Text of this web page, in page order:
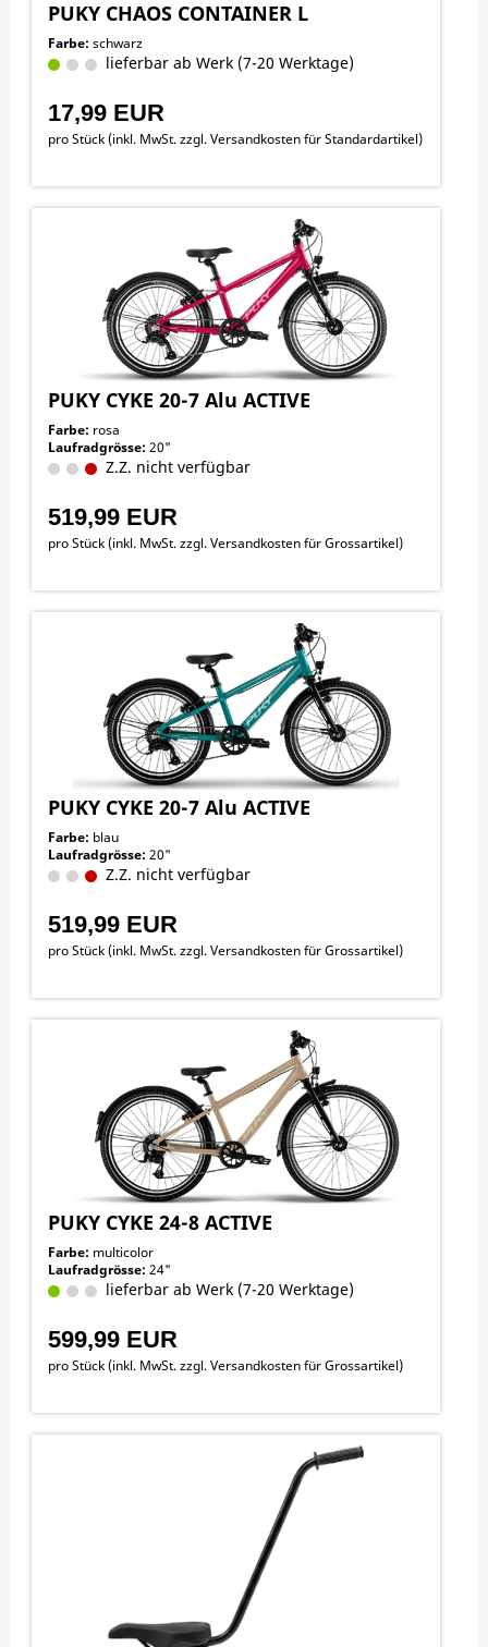
PUKY CHAOS CONTAINER L
Farbe: schwarz
lieferbar ab Werk (7-20 Werktage)
17,99 EUR
pro Stück (inkl. MwSt. zzgl.Versandkosten für Standardartikel)
PUKY CYKE 20-7 Alu ACTIVE
Farbe: rosa
Laufradgrösse: 20"
Z.Z. nicht verfügbar
519,99 EUR
pro Stück (inkl. MwSt. zzgl.Versandkosten für Grossartikel)
PUKY CYKE 20-7 Alu ACTIVE
Farbe: blau
Laufradgrösse: 20"
Z.Z. nicht verfügbar
519,99 EUR
pro Stück (inkl. MwSt. zzgl.Versandkosten für Grossartikel)
PUKY CYKE 24-8 ACTIVE
Farbe: multicolor
Laufradgrösse: 24"
lieferbar ab Werk (7-20 Werktage)
599,99 EUR
pro Stück (inkl. MwSt. zzgl.Versandkosten für Grossartikel)